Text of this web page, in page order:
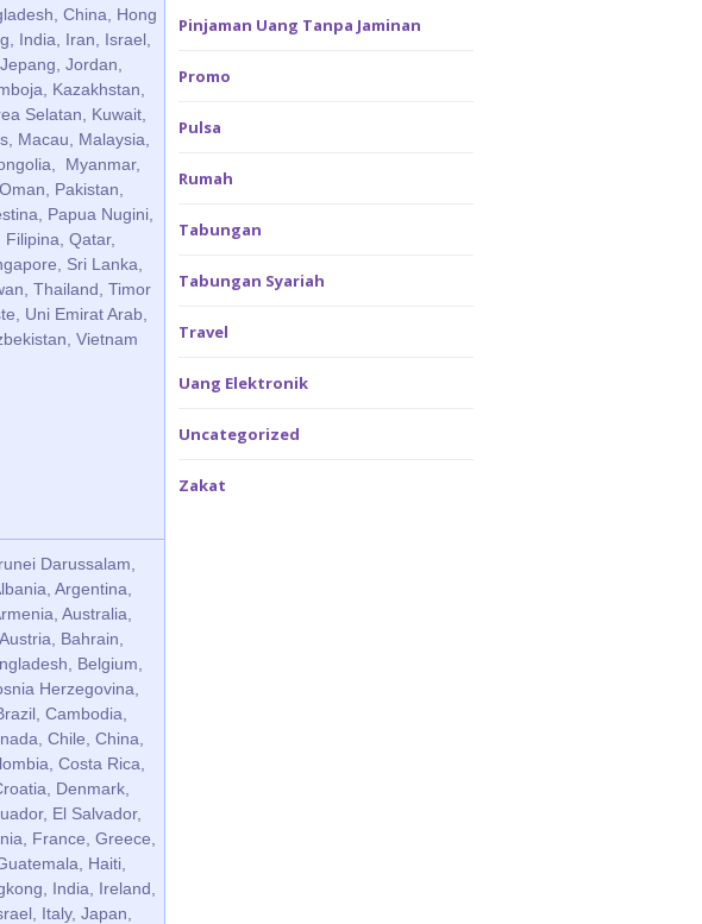
China, Hong
India, Iran, Israel,
Jepang, Jordan,
Kazakhstan,
Selatan, Kuwait,
Macau, Malaysia,
Myanmar,
Oman, Pakistan,
Papua Nugini,
Filipina, Qatar,
Sri Lanka,
Thailand, Timor
Uni Emirat Arab,
Vietnam
Darussalam,
Argentina,
Australia,
Austria, Bahrain,
Belgium,
Herzegovina,
Cambodia,
Chile, China,
Costa Rica,
Denmark,
El Salvador,
France, Greece,
Haiti,
India, Ireland,
Italy, Japan,
Pinjaman Uang Tanpa Jaminan
Promo
Pulsa
Rumah
Tabungan
Tabungan Syariah
Travel
Uang Elektronik
Uncategorized
Zakat